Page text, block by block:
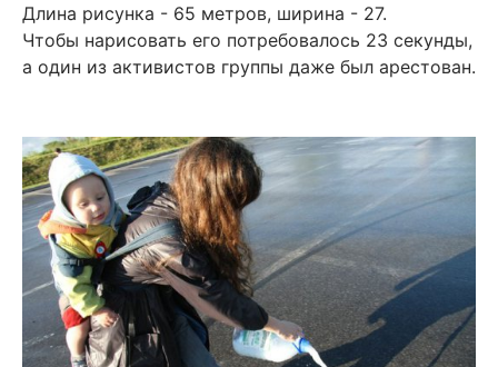
Длина рисунка - 65 метров, ширина - 27.
Чтобы нарисовать его потребовалось 23 секунды,
а один из активистов группы даже был арестован.